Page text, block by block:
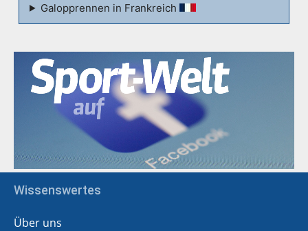
Galopprennen in Frankreich
Wissenswertes
Über uns